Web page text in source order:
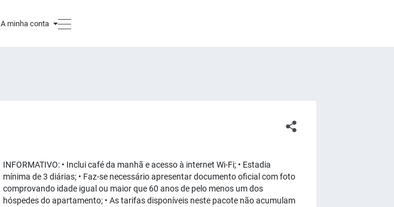
A minha conta
INFORMATIVO: • Inclui café da manhã e acesso à internet Wi-Fi; • Estadia
mínima de 3 diárias; • Faz-se necessário apresentar documento oficial com foto
comprovando idade igual ou maior que 60 anos de pelo menos um dos
hóspedes do apartamento; • As tarifas disponíveis neste pacote não acumulam